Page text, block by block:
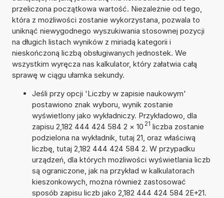
przeliczona początkowa wartość. Niezależnie od tego,
która z możliwości zostanie wykorzystana, pozwala to
uniknąć niewygodnego wyszukiwania stosownej pozycji
na długich listach wyników z miriadą kategorii i
nieskończoną liczbą obsługiwanych jednostek. We
wszystkim wyręcza nas kalkulator, który załatwia całą
sprawę w ciągu ułamka sekundy.
Jeśli przy opcji 'Liczby w zapisie naukowym'
postawiono znak wyboru, wynik zostanie
wyświetlony jako wykładniczy. Przykładowo, dla
zapisu 2,182 444 424 584 2 × 10 21 liczba zostanie
podzielona na wykładnik, tutaj 21, oraz właściwą
liczbę, tutaj 2,182 444 424 584 2. W przypadku
urządzeń, dla których możliwości wyświetlania liczb
są ograniczone, jak na przykład w kalkulatorach
kieszonkowych, można również zastosować
sposób zapisu liczb jako 2,182 444 424 584 2E+21.